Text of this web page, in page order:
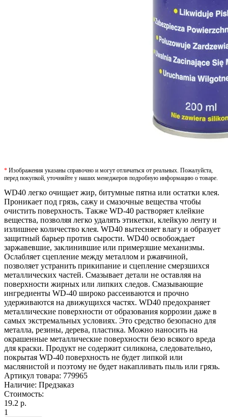
* Изображения указаны справочно и могут отличаться от реальных. Пожалуйста,
перед покупкой, уточняйте у наших менеджеров подробную информацию о товаре.
WD40 легко очищает жир, битумные пятна или остатки клея.
Проникает под грязь, сажу и смазочные вещества чтобы
очистить поверхность. Также WD-40 растворяет клейкие
вещества, позволяя легко удалять этикетки, клейкую ленту и
излишнее количество клея. WD40 вытесняет влагу и образует
защитный барьер против сырости. WD40 освобождает
заржавевшие, заклинившие или примерзшие механизмы.
Ослабляет сцепление между металлом и ржавчиной,
позволяет устранить прикипание и сцепление смерзшихся
металлических частей. Смазывает детали не оставляя на
поверхности жирных или липких следов. Смазывающие
ингредиенты WD-40 широко рассеиваются и прочно
удерживаются на движущихся частях. WD40 предохраняет
металлические поверхности от образования коррозии даже в
самых экстремальных условиях. Это средство безопасно для
металла, резины, дерева, пластика. Можно наносить на
окрашенные металлические поверхности безо всякого вреда
для краски. Продукт не содержит силикона, следовательно,
покрытая WD-40 поверхность не будет липкой или
маслянистой и поэтому не будет накапливать пыль или грязь.
Артикул товара: 779965
Наличие: Предзаказ
Стоимость:
19.2 р.
1